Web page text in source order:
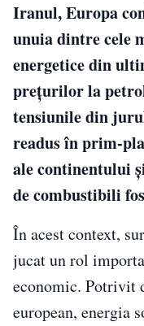
Iranul, Europa
unuia dintre cele
energetice din
prețurilor la
tensiunile din
readus în prim-
ale continentului
de combustibili
În acest context,
jucat un rol
economic. Potrivit
european, energia